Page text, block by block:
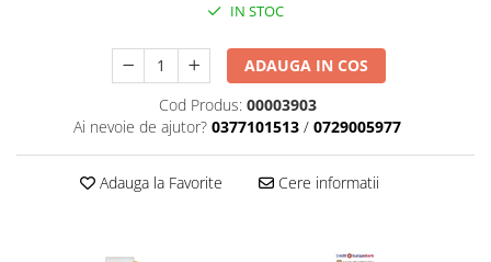
Saltele ieftine
Saltele cu plasa de arcuri
Saltele cu spuma
Scaune pentru bucatarie
Mobila bucatarie
Seturi mese si scaune bucatarie
Mobilier hol
Suporturi si rafturi pantofi
IN STOC
ADAUGA IN COS
Cod Produs: 00003903
Ai nevoie de ajutor? 0377101513 / 0729005977
Adauga la Favorite Cere informatii